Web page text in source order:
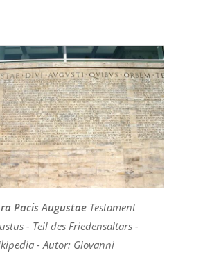
Pacis AugustaeTestament
- Teil des Friedensaltars -
- Autor: Giovanni